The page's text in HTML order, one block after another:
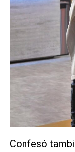
Confesó